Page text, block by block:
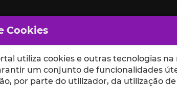
Cookies
utiliza cookies e outras tecnologias na
um conjunto de funcionalidades
por parte do utilizador, da utilização